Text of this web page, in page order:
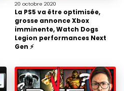
20 octobre 2020
La PS5 va être optimisée,
grosse annonce Xbox
imminente, Watch Dogs
Legion performances Next
Gen ⚡️